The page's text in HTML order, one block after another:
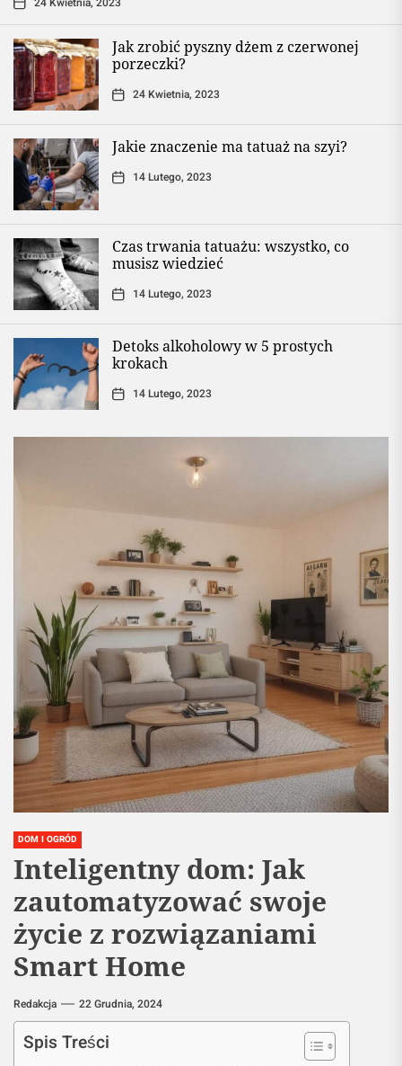
Jak zrobić pyszny dżem z czerwonej
porzeczki?
24 Kwietnia, 2023
Jakie znaczenie ma tatuaż na szyi?
14 Lutego, 2023
Czas trwania tatuażu: wszystko, co
musisz wiedzieć
14 Lutego, 2023
Detoks alkoholowy w 5 prostych
krokach
14 Lutego, 2023
DOM I OGRÓD
Inteligentny dom: Jak
zautomatyzować swoje
życie z rozwiązaniami
Smart Home
Redakcja 22 Grudnia, 2024
Spis Treści